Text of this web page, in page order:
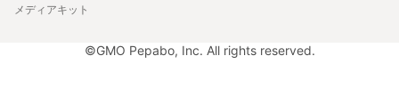
メディアキット
©GMO Pepabo, Inc. All rights reserved.